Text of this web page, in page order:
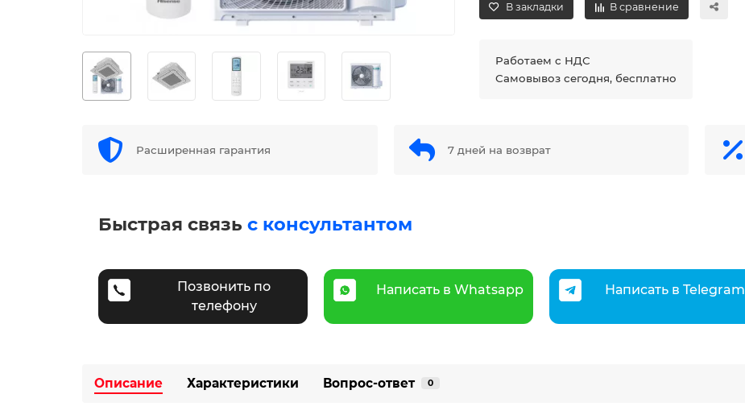
В закладки В сравнение
Работаем с НДС
Самовывоз сегодня, бесплатно
Расширенная гарантия 7 дней на возврат
Быстрая связь с консультантом
Позвонить по
телефону
Написать в Whatsapp Написать в Telegram
Описание Характеристики Вопрос-ответ 0